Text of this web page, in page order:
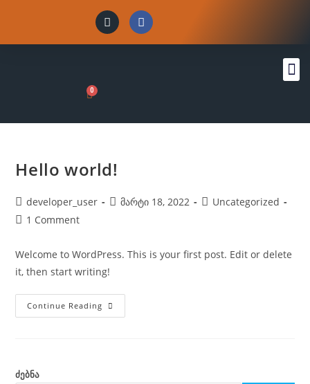
Hello world!
developer_user მარტი 18, 2022
Uncategorized
1 Comment
Welcome to WordPress. This is your first post. Edit or delete
it, then start writing!
Continue Reading
ძებნა